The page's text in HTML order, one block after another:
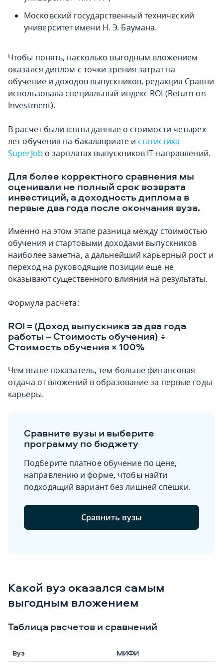
Московский государственный технический
университет имени Н. Э. Баумана.
Чтобы понять, насколько выгодным вложением
оказался диплом с точки зрения затрат на
обучение и доходов выпускников, редакция Сравни
использовала специальный индекс ROI (Return on
Investment).
В расчет были взяты данные о стоимости четырех
лет обучения на бакалавриате и статистика
SuperJob о зарплатах выпускников IT-направлений.
Для более корректного сравнения мы
оценивали не полный срок возврата
инвестиций, а доходность диплома в
первые два года после окончания вуза.
Именно на этом этапе разница между стоимостью
обучения и стартовыми доходами выпускников
наиболее заметна, а дальнейший карьерный рост и
переход на руководящие позиции еще не
оказывают существенного влияния на результаты.
Формула расчета:
ROI = (Доход выпускника за два года
работы − Стоимость обучения) ÷
Стоимость обучения × 100%
Чем выше показатель, тем больше финансовая
отдача от вложений в образование за первые годы
карьеры.
Сравните вузы и выберите
программу по бюджету
Подберите платное обучение по цене,
направлению и форме, чтобы найти
подходящий вариант без лишней спешки.
Сравнить вузы
Какой вуз оказался самым
выгодным вложением
Таблица расчетов и сравнений
МИФИ